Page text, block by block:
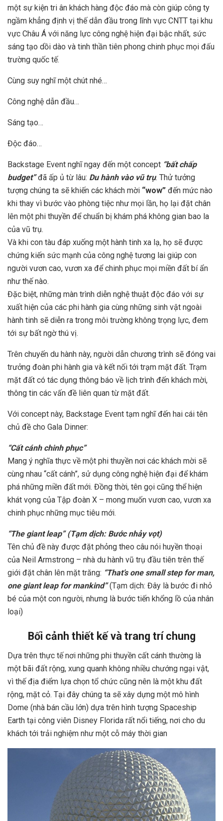
một sự kiện tri ân khách hàng độc đáo mà còn giúp công ty
ngầm khẳng định vị thế dẫn đầu trong lĩnh vực CNTT tại khu
vực Châu Á với năng lực công nghệ hiện đại bậc nhất, sức
sáng tạo dồi dào và tinh thần tiên phong chinh phục mọi đấu
trường quốc tế.
Cùng suy nghĩ một chút nhé…
Công nghệ dẫn đầu…
Sáng tạo…
Độc đáo…
Backstage Event nghĩ ngay đến một concept “bất chấp
budget” đã ấp ủ từ lâu: Du hành vào vũ trụ. Thử tưởng
tượng chúng ta sẽ khiến các khách mời “wow” đến mức nào
khi thay vì bước vào phòng tiệc như mọi lần, họ lại đặt chân
lên một phi thuyền để chuẩn bị khám phá không gian bao la
của vũ trụ.
Và khi con tàu đáp xuống một hành tinh xa lạ, họ sẽ được
chứng kiến sức mạnh của công nghệ tương lai giúp con
người vươn cao, vươn xa để chinh phục mọi miền đất bí ẩn
như thế nào.
Đặc biệt, những màn trình diễn nghệ thuật độc đáo với sự
xuất hiện của các phi hành gia cùng những sinh vật ngoài
hành tinh sẽ diễn ra trong môi trường không trọng lực, đem
tới sự bất ngờ thú vị.
Trên chuyến du hành này, người dẫn chương trình sẽ đóng vai
trưởng đoàn phi hành gia và kết nối tới trạm mặt đất. Trạm
mặt đất có tác dụng thông báo về lịch trình đến khách mời,
thông tin các vấn đề liên quan từ mặt đất.
Với concept này, Backstage Event tạm nghĩ đến hai cái tên
chủ đề cho Gala Dinner:
“Cất cánh chinh phục”
Mang ý nghĩa thực về một phi thuyền nơi các khách mời sẽ
cùng nhau “cất cánh”, sử dụng công nghệ hiện đại để khám
phá những miền đất mới. Đồng thời, tên gọi cũng thể hiện
khát vọng của Tập đoàn X – mong muốn vươn cao, vươn xa
chinh phục những mục tiêu mới.
“The giant leap” (Tạm dịch: Bước nhảy vọt)
Tên chủ đề này được đặt phỏng theo câu nói huyền thoại
của Neil Armstrong – nhà du hành vũ trụ đầu tiên trên thế
giới đặt chân lên mặt trăng: “That’s one small step for man,
one giant leap for mankind”(Tạm dịch: Đây là bước đi nhỏ
bé của một con người, nhưng là bước tiến khổng lồ của nhân
loại)
Bối cảnh thiết kế và trang trí chung
Dựa trên thực tế nơi những phi thuyền cất cánh thường là
một bãi đất rộng, xung quanh không nhiều chướng ngại vật,
vì thế địa điểm lựa chọn tổ chức cũng nên là một khu đất
rộng, mặt cỏ. Tại đây chúng ta sẽ xây dựng một mô hình
Dome (nhà bán cầu lớn) dựa trên hình tượng Spaceship
Earth tại công viên Disney Florida rất nổi tiếng, nơi cho du
khách tới trải nghiệm như một cỗ máy thời gian